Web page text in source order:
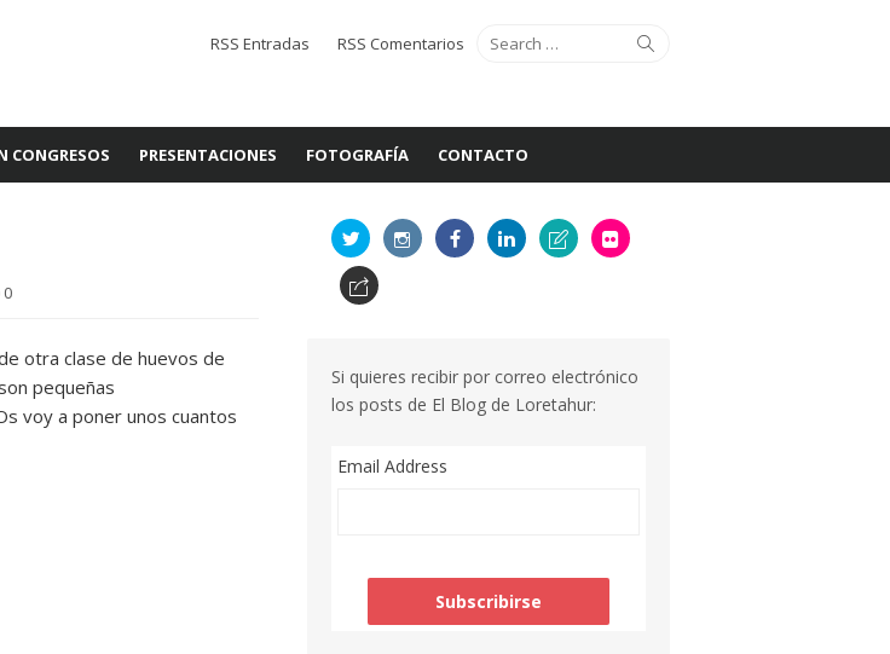
Search
for:
RSS Entradas RSS Comentarios
CONGRESOS PRESENTACIONES FOTOGRAFÍA CONTACTO
0
otra clase de huevos de
pequeñas
voy a poner unos cuantos
Si quieres recibir por correo electrónico
los posts de El Blog de Loretahur:
Email Address